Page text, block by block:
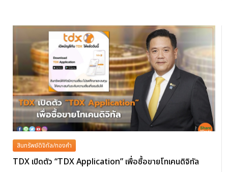
สินทรัพย์ดิจิทัล/ทองคำ
TDX เปิดตัว “TDX Application” เพื่อซื้อขายโทเคนดิจิทัล